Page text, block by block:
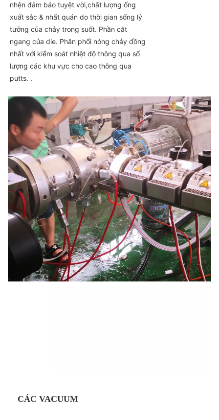
nhện đảm bảo tuyệt vời,chất lượng ống
xuất sắc & nhất quán do thời gian sống lý
tưởng của chảy trong suốt. Phần cắt
ngang của die. Phân phối nóng chảy đồng
nhất với kiểm soát nhiệt độ thông qua số
lượng các khu vực cho cao thông qua
putts. .
CÁC VACUUM